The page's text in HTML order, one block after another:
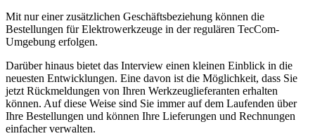
Mit nur einer zusätzlichen Geschäftsbeziehung können die
Bestellungen für Elektrowerkzeuge in der regulären TecCom-
Umgebung erfolgen.
Darüber hinaus bietet das Interview einen kleinen Einblick in die
neuesten Entwicklungen. Eine davon ist die Möglichkeit, dass Sie
jetzt Rückmeldungen von Ihren Werkzeuglieferanten erhalten
können. Auf diese Weise sind Sie immer auf dem Laufenden über
Ihre Bestellungen und können Ihre Lieferungen und Rechnungen
einfacher verwalten.